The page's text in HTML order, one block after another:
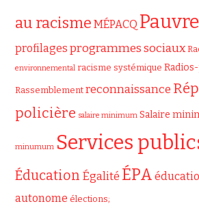
au racisme MÉPACQ
profilages programmes sociaux
environnemental racisme systémique
Rassemblement reconnaissance
policière salaire minimum Salaire
minumum Services
Éducation Égalité ÉPA
autonome élections;